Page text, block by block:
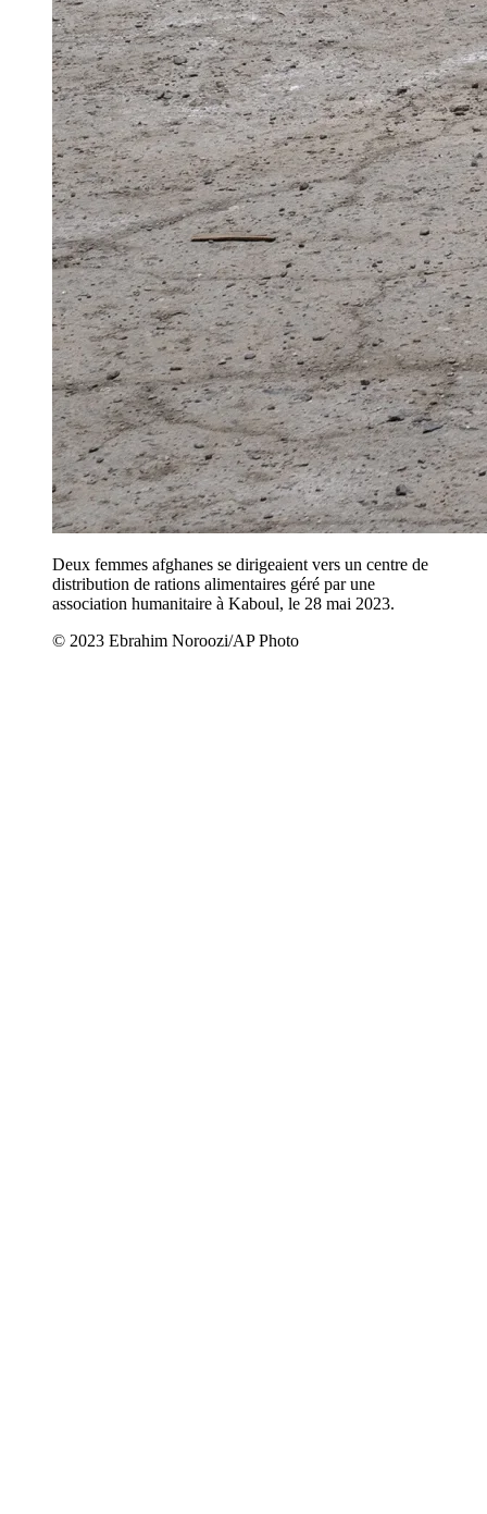
Deux femmes afghanes se dirigeaient vers un centre de
distribution de rations alimentaires géré par une
association humanitaire à Kaboul, le 28 mai 2023.
© 2023 Ebrahim Noroozi/AP Photo